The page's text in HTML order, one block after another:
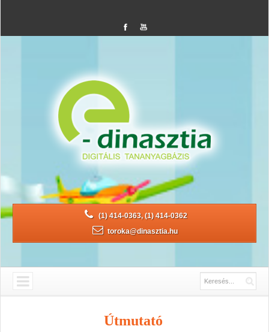
(1) 414-0363, (1) 414-0362
toroka@dinasztia.hu
Útmutató